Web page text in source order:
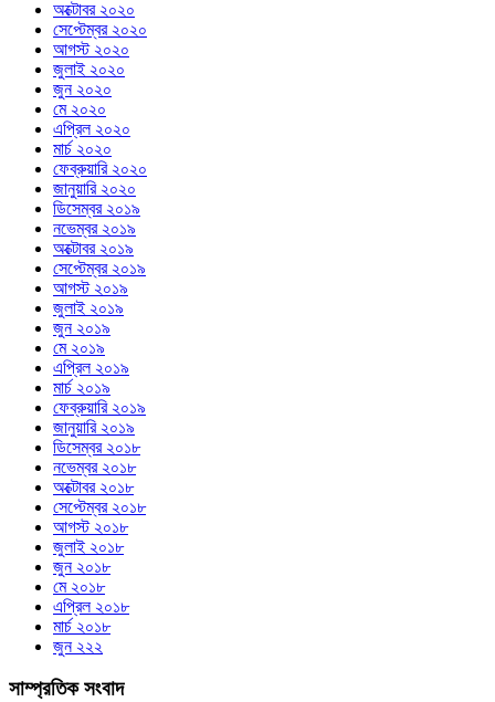
অক্টোবর ২০২০
সেপ্টেম্বর ২০২০
আগস্ট ২০২০
জুলাই ২০২০
জুন ২০২০
মে ২০২০
এপ্রিল ২০২০
মার্চ ২০২০
ফেব্রুয়ারি ২০২০
জানুয়ারি ২০২০
ডিসেম্বর ২০১৯
নভেম্বর ২০১৯
অক্টোবর ২০১৯
সেপ্টেম্বর ২০১৯
আগস্ট ২০১৯
জুলাই ২০১৯
জুন ২০১৯
মে ২০১৯
এপ্রিল ২০১৯
মার্চ ২০১৯
ফেব্রুয়ারি ২০১৯
জানুয়ারি ২০১৯
ডিসেম্বর ২০১৮
নভেম্বর ২০১৮
অক্টোবর ২০১৮
সেপ্টেম্বর ২০১৮
আগস্ট ২০১৮
জুলাই ২০১৮
জুন ২০১৮
মে ২০১৮
এপ্রিল ২০১৮
মার্চ ২০১৮
জুন ২২২
সাম্প্রতিক সংবাদ